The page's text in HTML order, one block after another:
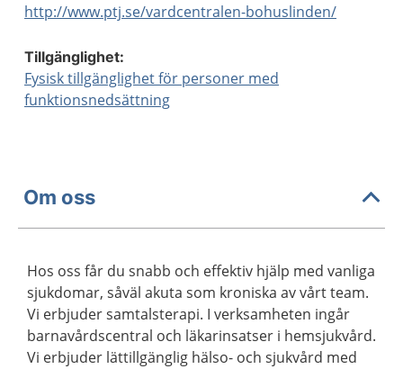
http://www.ptj.se/vardcentralen-bohuslinden/
Tillgänglighet:
Fysisk tillgänglighet för personer med
funktionsnedsättning
Om oss
Hos oss får du snabb och effektiv hjälp med vanliga
sjukdomar, såväl akuta som kroniska av vårt team.
Vi erbjuder samtalsterapi. I verksamheten ingår
barnavårdscentral och läkarinsatser i hemsjukvård.
Vi erbjuder lättillgänglig hälso- och sjukvård med